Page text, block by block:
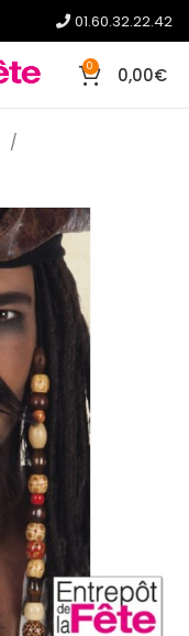
01.60.32.22.42
0 0,00€